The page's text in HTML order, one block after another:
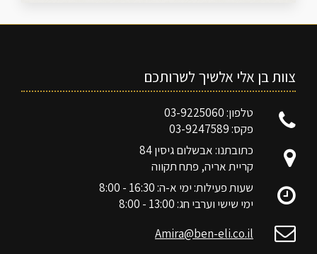
צוות בן אלי אלשיך לשרותכם
טלפון: 03-9225060
פקס: 03-9247589
כתובתנו: אבשלום גיסין 84
קריית אריה, פתח תקווה
שעות פעילות: ימי א-ה: 16:30 - 8:00
ימי שישי וערבי חג: 13:00 - 8:00
Amira@ben-eli.co.il